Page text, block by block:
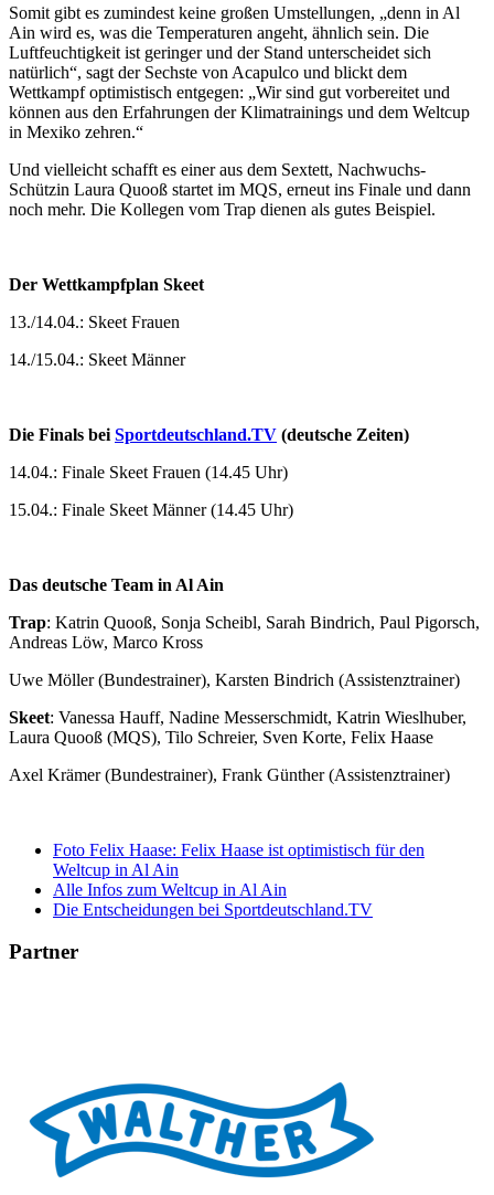
Somit gibt es zumindest keine großen Umstellungen, „denn in Al
Ain wird es, was die Temperaturen angeht, ähnlich sein. Die
Luftfeuchtigkeit ist geringer und der Stand unterscheidet sich
natürlich“, sagt der Sechste von Acapulco und blickt dem
Wettkampf optimistisch entgegen: „Wir sind gut vorbereitet und
können aus den Erfahrungen der Klimatrainings und dem Weltcup
in Mexiko zehren.“
Und vielleicht schafft es einer aus dem Sextett, Nachwuchs-
Schützin Laura Quooß startet im MQS, erneut ins Finale und dann
noch mehr. Die Kollegen vom Trap dienen als gutes Beispiel.
Der Wettkampfplan Skeet
13./14.04.: Skeet Frauen
14./15.04.: Skeet Männer
Die Finals bei Sportdeutschland.TV (deutsche Zeiten)
14.04.: Finale Skeet Frauen (14.45 Uhr)
15.04.: Finale Skeet Männer (14.45 Uhr)
Das deutsche Team in Al Ain
Trap: Katrin Quooß, Sonja Scheibl, Sarah Bindrich, Paul Pigorsch,
Andreas Löw, Marco Kross
Uwe Möller (Bundestrainer), Karsten Bindrich (Assistenztrainer)
Skeet: Vanessa Hauff, Nadine Messerschmidt, Katrin Wieslhuber,
Laura Quooß (MQS), Tilo Schreier, Sven Korte, Felix Haase
Axel Krämer (Bundestrainer), Frank Günther (Assistenztrainer)
Foto Felix Haase: Felix Haase ist optimistisch für den
Weltcup in Al Ain
Alle Infos zum Weltcup in Al Ain
Die Entscheidungen bei Sportdeutschland.TV
Partner